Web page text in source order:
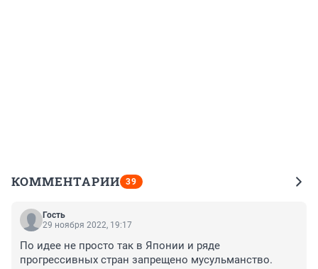
КОММЕНТАРИИ 39
Гость
29 ноября 2022, 19:17
По идее не просто так в Японии и ряде
прогрессивных стран запрещено мусульманство.